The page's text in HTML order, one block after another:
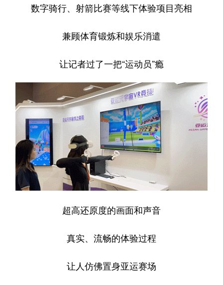
数字骑行、射箭比赛等线下体验项目亮相
兼顾体育锻炼和娱乐消遣
让记者过了一把“运动员”瘾
超高还原度的画面和声音
真实、流畅的体验过程
让人仿佛置身亚运赛场